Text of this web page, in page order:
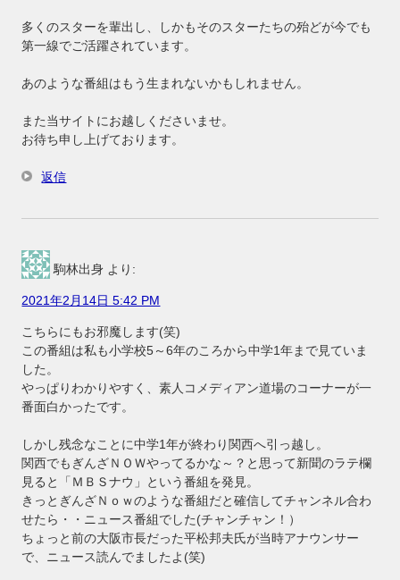
多くのスターを輩出し、しかもそのスターたちの殆どが今でも
第一線でご活躍されています。
あのような番組はもう生まれないかもしれません。
また当サイトにお越しくださいませ。
お待ち申し上げております。
返信
駒林出身 より:
2021年2月14日 5:42 PM
こちらにもお邪魔します(笑)
この番組は私も小学校5～6年のころから中学1年まで見ていま
した。
やっぱりわかりやすく、素人コメディアン道場のコーナーが一
番面白かったです。
しかし残念なことに中学1年が終わり関西へ引っ越し。
関西でもぎんざＮＯＷやってるかな～？と思って新聞のラテ欄
見ると「ＭＢＳナウ」という番組を発見。
きっとぎんざＮｏｗのような番組だと確信してチャンネル合わ
せたら・・ニュース番組でした(チャンチャン！）
ちょっと前の大阪市長だった平松邦夫氏が当時アナウンサー
で、ニュース読んでましたよ(笑)